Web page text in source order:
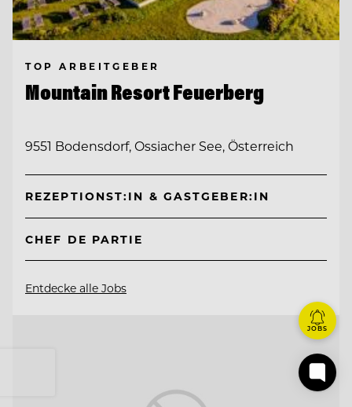
TOP ARBEITGEBER
Mountain Resort Feuerberg
9551 Bodensdorf, Ossiacher See, Österreich
REZEPTIONST:IN & GASTGEBER:IN
CHEF DE PARTIE
Entdecke alle Jobs
JOBS